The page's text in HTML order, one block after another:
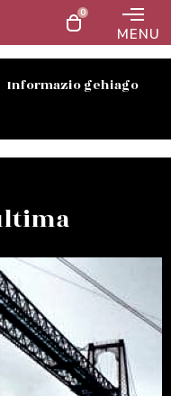
0
MENU
Informazio gehiago